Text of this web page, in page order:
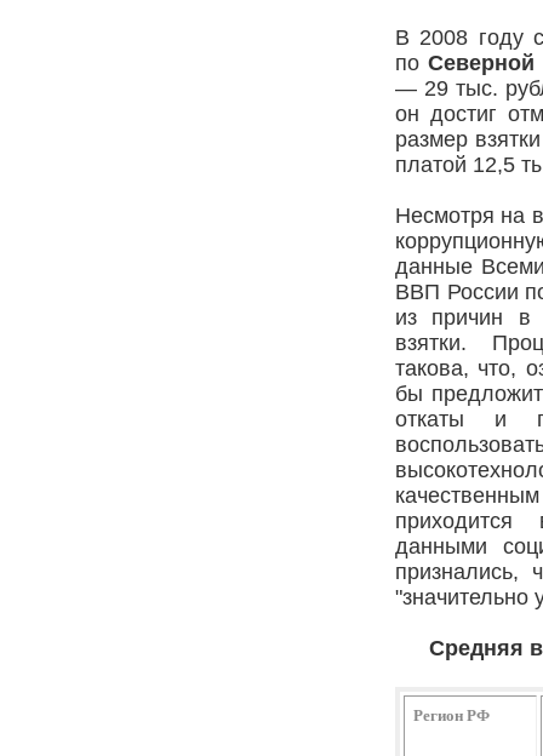
В 2008 году
по Северной
— 29 тыс.
он достиг
размер
платой 12,5
Несмотря на
данные
ВВП России
из причин в
взятки.
такова, что,
бы
откаты и
приходится
данными
признались,
"значительно
Средняя
Регион РФ